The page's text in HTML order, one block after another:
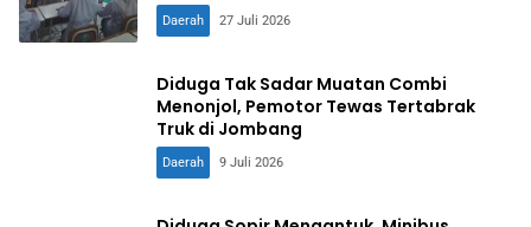
Daerah 27 Juli 2026
Diduga Tak Sadar Muatan Combi
Menonjol, Pemotor Tewas Tertabrak
Truk di Jombang
Daerah 9 Juli 2026